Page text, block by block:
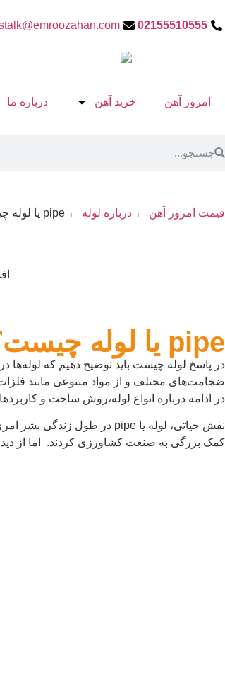
02155510555
امروز آهن خرید آهن درباره ما
قیمت امروز آهن ← درباره لوله ← pipe یا لوله چیست؟
pipe یا لوله چیست؟
در پاسخ لوله چیست باید توضیح دهیم که لوله‌ها
ضخامت‌های مختلف و از مواد متنوعی مانند
در ادامه درباره انواع لوله،روش ساخت و
کمک بزرگی به صنعت کشاورزی کردند. اما از